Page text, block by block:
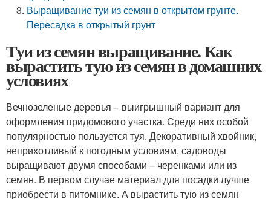
Выращивание туи из семян в открытом грунте.
Пересадка в открытый грунт
Туи из семян выращивание. Как
вырастить тую из семян в домашних
условиях
Вечнозеленые деревья – выигрышный вариант для
оформления придомового участка. Среди них особой
популярностью пользуется туя. Декоративный хвойник,
неприхотливый к погодным условиям, садоводы
выращивают двумя способами – черенками или из
семян. В первом случае материал для посадки лучше
приобрести в питомнике. А вырастить тую из семян